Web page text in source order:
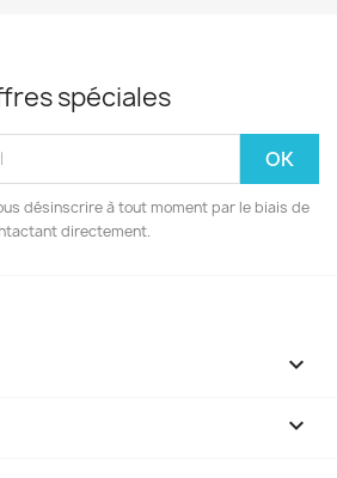
spéciales
désinscrire à tout moment par le biais de
directement.

